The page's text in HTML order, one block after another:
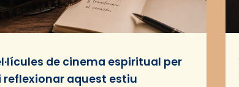
de cinema espiritual per
reflexionar aquest estiu